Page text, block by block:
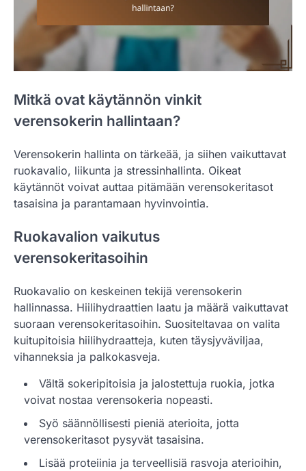
Mitkä ovat käytännön vinkit
verensokerin hallintaan?
Verensokerin hallinta on tärkeää, ja siihen vaikuttavat
ruokavalio, liikunta ja stressinhallinta. Oikeat
käytännöt voivat auttaa pitämään verensokeritasot
tasaisina ja parantamaan hyvinvointia.
Ruokavalion vaikutus
verensokeritasoihin
Ruokavalio on keskeinen tekijä verensokerin
hallinnassa. Hiilihydraattien laatu ja määrä vaikuttavat
suoraan verensokeritasoihin. Suositeltavaa on valita
kuitupitoisia hiilihydraatteja, kuten täysjyväviljaa,
vihanneksia ja palkokasveja.
Vältä sokeripitoisia ja jalostettuja ruokia, jotka
voivat nostaa verensokeria nopeasti.
Syö säännöllisesti pieniä aterioita, jotta
verensokeritasot pysyvät tasaisina.
Lisää proteiinia ja terveellisiä rasvoja aterioihin,